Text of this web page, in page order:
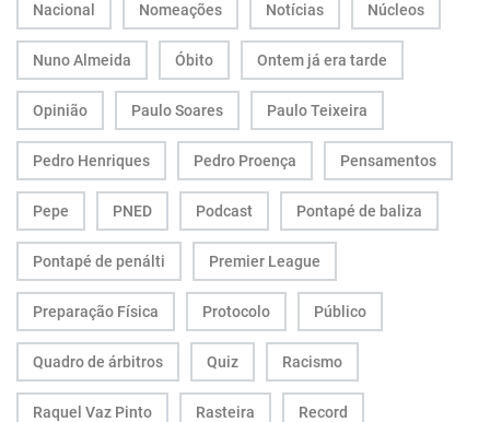
Nacional Nomeações Notícias Núcleos
Nuno Almeida Óbito Ontem já era tarde
Opinião Paulo Soares Paulo Teixeira
Pedro Henriques Pedro Proença Pensamentos
Pepe PNED Podcast Pontapé de baliza
Pontapé de penálti Premier League
Preparação Física Protocolo Público
Quadro de árbitros Quiz Racismo
Raquel Vaz Pinto Rasteira Record